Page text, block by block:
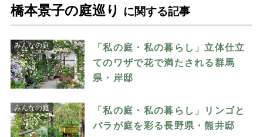
橋本景子の庭巡り に関する記事
みんなの庭
「私の庭・私の暮らし」立体仕立
てのワザで花で満たされる群馬
県・岸邸
みんなの庭
「私の庭・私の暮らし」リンゴと
バラが庭を彩る長野県・熊井邸